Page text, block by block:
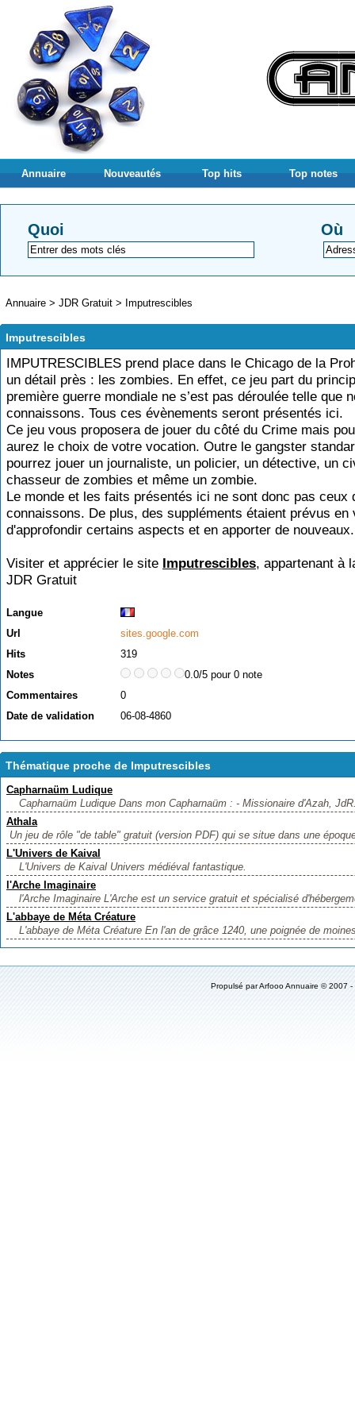
Annuaire Nouveautés Top hits Top notes
Quoi Où
Annuaire > JDR Gratuit > Imputrescibles
Imputrescibles
IMPUTRESCIBLES prend place dans le Chicago de la
un détail près : les zombies. En effet, ce jeu part du
première guerre mondiale ne s’est pas déroulée telle que
connaissons. Tous ces évènements seront présentés ici.
Ce jeu vous proposera de jouer du côté du Crime mais
aurez le choix de votre vocation. Outre le gangster
pourrez jouer un journaliste, un policier, un détective, un
chasseur de zombies et même un zombie.
Le monde et les faits présentés ici ne sont donc pas ceux
connaissons. De plus, des suppléments étaient prévus en
d'approfondir certains aspects et en apporter de nouveaux.
Visiter et apprécier le site Imputrescibles, appartenant à
JDR Gratuit
Langue
Url
sites.google.com
Hits
319
Notes
0.0/5 pour 0 note
Commentaires
0
Date de validation
06-08-4860
Thématique proche de Imputrescibles
Capharnaüm Ludique
Capharnaüm Ludique Dans mon Capharnaüm : - Missionaire d'Azah,
Athala
Un jeu de rôle "de table" gratuit (version PDF) qui se situe dans une
L'Univers de Kaival
L'Univers de Kaival Univers médiéval fantastique.
l'Arche Imaginaire
l'Arche Imaginaire L'Arche est un service gratuit et spécialisé
L'abbaye de Méta Créature
L'abbaye de Méta Créature En l'an de grâce 1240, une poignée de
Propulsé parArfooo Annuaire © 2007